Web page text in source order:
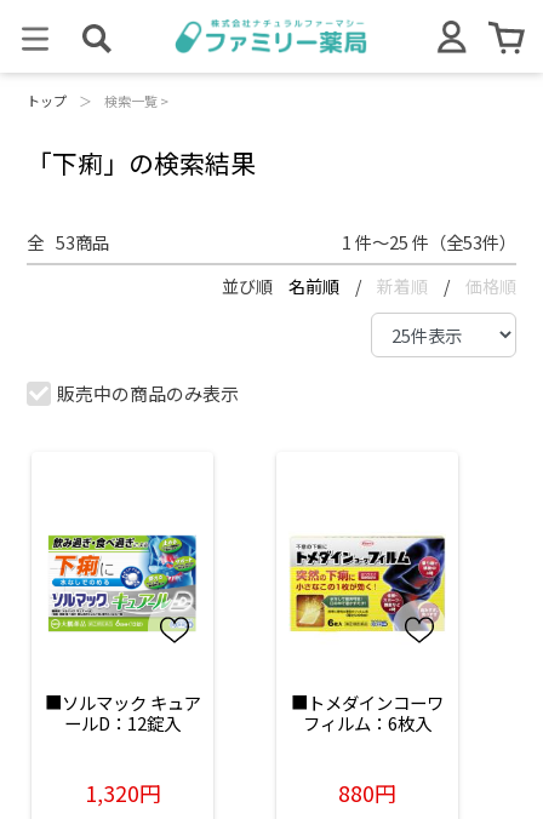
トップ ＞ 検索一覧 >
「下痢」の検索結果
全 53商品 1 件～25 件（全53件）
並び順 名前順 / 新着順 / 価格順
販売中の商品のみ表示
■ソルマック キュア
ールD：12錠入
1,320円
■トメダインコーワ
フィルム：6枚入
880円